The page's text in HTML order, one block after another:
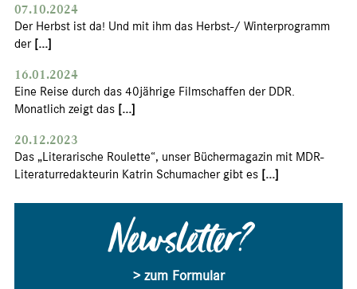
07.10.2024
Der Herbst ist da! Und mit ihm das Herbst-/ Winterprogramm
der [...]
16.01.2024
Eine Reise durch das 40jährige Filmschaffen der DDR.
Monatlich zeigt das [...]
20.12.2023
Das „Literarische Roulette“, unser Büchermagazin mit MDR-
Literaturredakteurin Katrin Schumacher gibt es [...]
Newsletter?
> zum Formular